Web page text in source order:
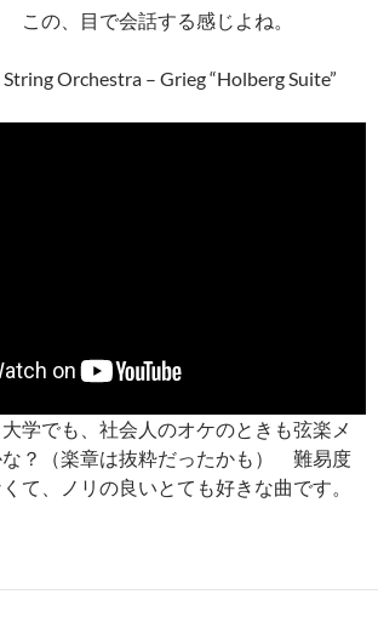
この、目で会話する感じよね。
Orchestra – Grieg “Holberg Suite”
学でも、社会人のオケのときも弦楽メ
な？（楽章は抜粋だったかも） 難易度
て、ノリの良いとても好きな曲です。